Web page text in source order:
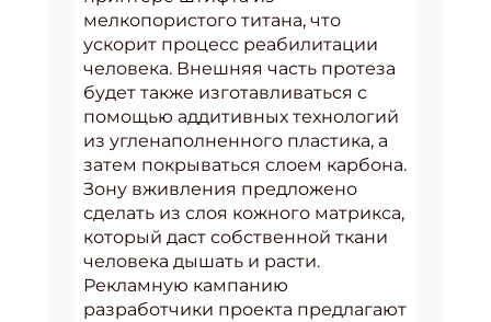
мелкопористого титана, что
ускорит процесс реабилитации
человека. Внешняя часть протеза
будет также изготавливаться с
помощью аддитивных технологий
из угленаполненного пластика, а
затем покрываться слоем карбона.
Зону вживления предложено
сделать из слоя кожного матрикса,
который даст собственной ткани
человека дышать и расти.
Рекламную кампанию
разработчики проекта предлагают